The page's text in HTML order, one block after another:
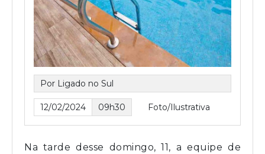
Por Ligado no Sul
12/02/2024 09h30 Foto/Ilustrativa
Na tarde desse domingo, 11, a equipe de